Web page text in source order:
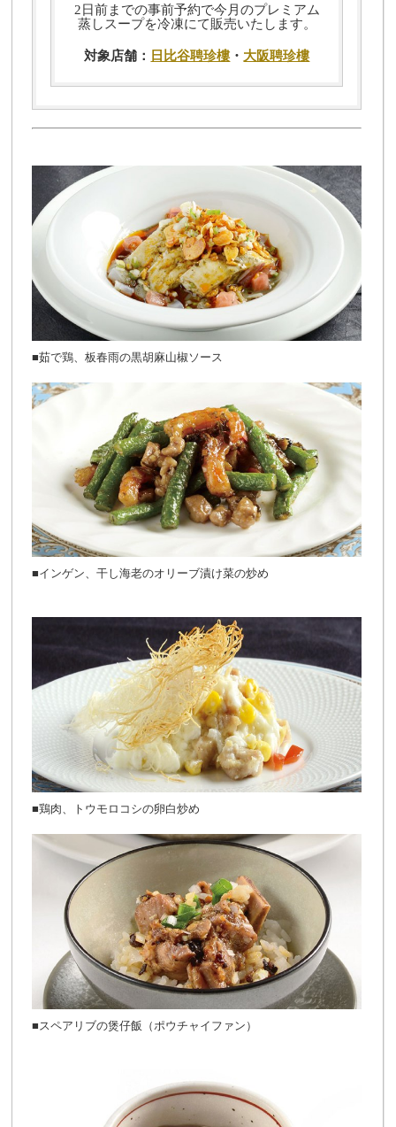
2日前までの事前予約で今月のプレミアム
蒸しスープを冷凍にて販売いたします。
対象店舗： 日比谷聘珍樓 ・ 大阪聘珍樓
■茹で鶏、板春雨の黒胡麻山椒ソース
■インゲン、干し海老のオリーブ漬け菜の炒め
■鶏肉、トウモロコシの卵白炒め
■スペアリブの煲仔飯（ポウチャイファン）